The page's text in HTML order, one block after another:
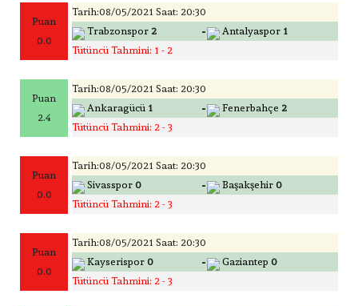
Puan
0.0
Tarih:08/05/2021 Saat: 20:30
Trabzonspor 2 - Antalyaspor 1
Tütüncü Tahmini: 1 - 2
Puan
2.4
Tarih:08/05/2021 Saat: 20:30
Ankaragücü 1 - Fenerbahçe 2
Tütüncü Tahmini: 2 - 3
Puan
0.0
Tarih:08/05/2021 Saat: 20:30
Sivasspor 0 - Başakşehir 0
Tütüncü Tahmini: 2 - 3
Puan
0.0
Tarih:08/05/2021 Saat: 20:30
Kayserispor 0 - Gaziantep 0
Tütüncü Tahmini: 2 - 3